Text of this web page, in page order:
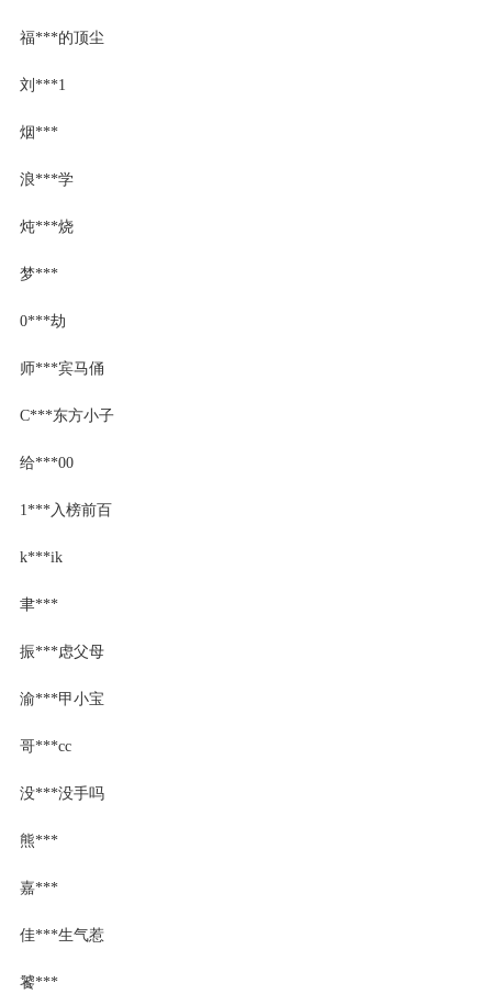
福***的顶尘
刘***1
烟***
浪***学
炖***烧
梦***
0***劫
师***宾马俑
C***东方小子
给***00
1***入榜前百
k***ik
聿***
振***虑父母
渝***甲小宝
哥***cc
没***没手吗
熊***
嘉***
佳***生气惹
饕***